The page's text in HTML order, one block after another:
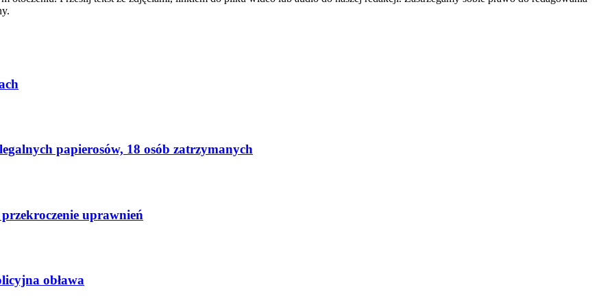
papierosów, 18 osób zatrzymanych
uprawnień
obława